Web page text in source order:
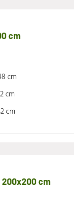
cm
cm
cm
cm
cm